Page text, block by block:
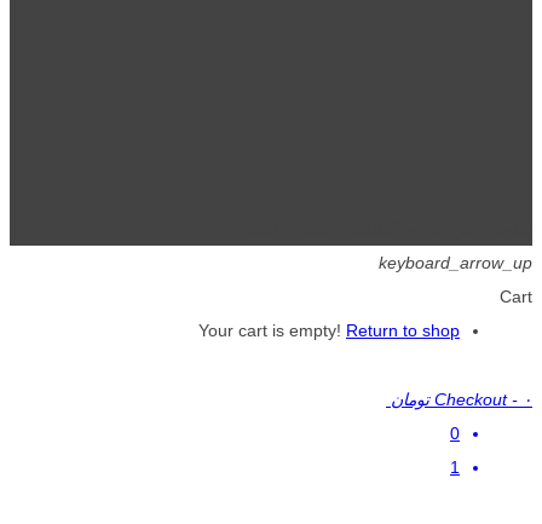
keyboard_arrow_up
Cart
Your cart is empty! Return to shop
Checkout - ۰ تومان
0
1